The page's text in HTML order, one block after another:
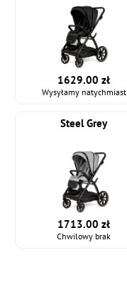
1629.00 zł
Wysyłamy natychmiast
Steel Grey
1713.00 zł
Chwilowy brak